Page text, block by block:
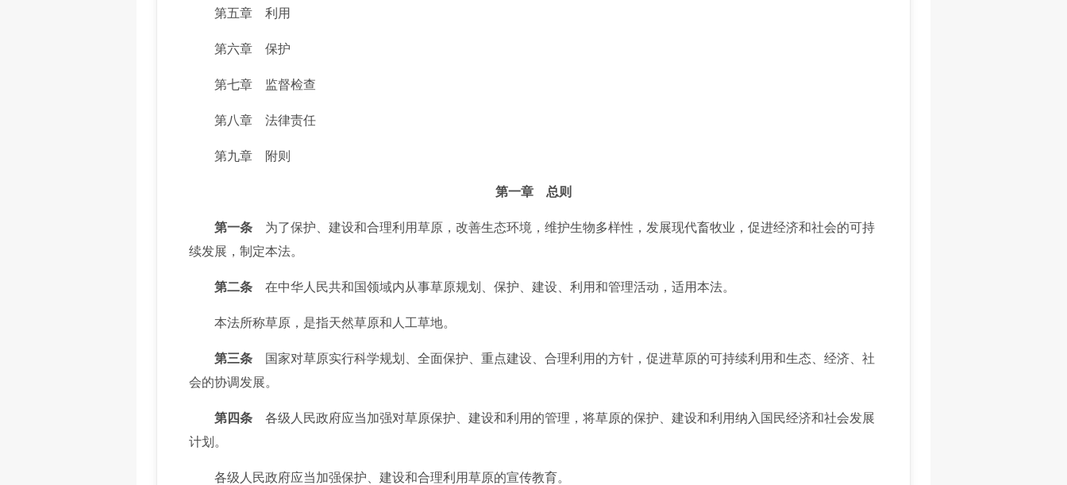
第五章 利用
第六章 保护
第七章 监督检查
第八章 法律责任
第九章 附则
第一章 总则
第一条 为了保护、建设和合理利用草原，改善生态环境，维护生物多样性，发展现代畜牧业，促进经济和社会的可持
续发展，制定本法。
第二条 在中华人民共和国领域内从事草原规划、保护、建设、利用和管理活动，适用本法。
本法所称草原，是指天然草原和人工草地。
第三条 国家对草原实行科学规划、全面保护、重点建设、合理利用的方针，促进草原的可持续利用和生态、经济、社
会的协调发展。
第四条 各级人民政府应当加强对草原保护、建设和利用的管理，将草原的保护、建设和利用纳入国民经济和社会发展
计划。
各级人民政府应当加强保护、建设和合理利用草原的宣传教育。